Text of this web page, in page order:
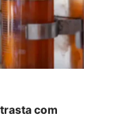
com